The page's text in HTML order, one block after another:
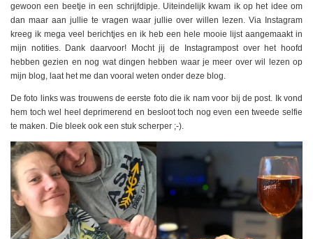
gewoon een beetje in een schrijfdipje. Uiteindelijk kwam ik op het idee om
dan maar aan jullie te vragen waar jullie over willen lezen. Via Instagram
kreeg ik mega veel berichtjes en ik heb een hele mooie lijst aangemaakt in
mijn notities. Dank daarvoor! Mocht jij de Instagrampost over het hoofd
hebben gezien en nog wat dingen hebben waar je meer over wil lezen op
mijn blog, laat het me dan vooral weten onder deze blog.
De foto links was trouwens de eerste foto die ik nam voor bij de post. Ik vond
hem toch wel heel deprimerend en besloot toch nog even een tweede selfie
te maken. Die bleek ook een stuk scherper ;-).